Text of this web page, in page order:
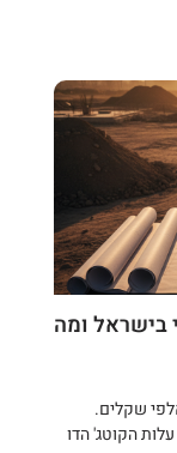
בישראל ומה
שקלים.
הקוטג' הדו